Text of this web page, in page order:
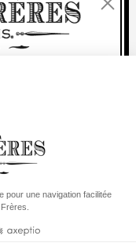
légales
FRERES
Fermer
est
du monde
surEtats-Unis